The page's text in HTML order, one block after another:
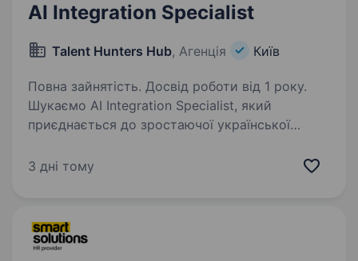
AI Integration Specialist
Talent Hunters Hub, Агенція Київ
Повна зайнятість. Досвід роботи від 1 року.
Шукаємо AI Integration Specialist, який
приєднається до зростаючої української
швидшою, простішою та ефективнішою
3 дні тому